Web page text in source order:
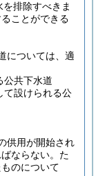
を排除すべきま
ことができる
については、適
公共下水道
て設けられる公
供用が開始され
ならない。 た
のについて